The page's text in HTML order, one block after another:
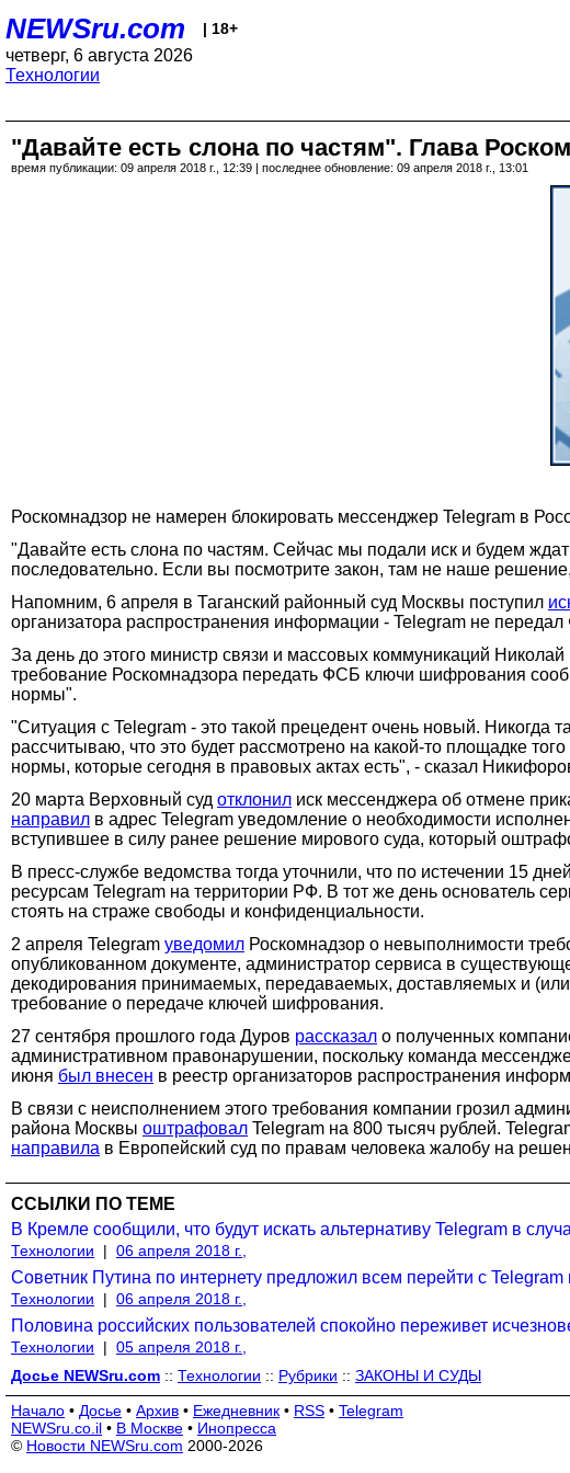
NEWSru.com | 18+
четверг, 6 августа 2026
Технологии
"Давайте есть слона по частям". Глава
время публикации: 09 апреля 2018 г., 12:39 | последнее обновление: 09 апреля 2018 г., 13:01
Роскомнадзор не намерен блокировать мессенджер Telegram в
"Давайте есть слона по частям. Сейчас мы подали иск и будем
последовательно. Если вы посмотрите закон, там не наше
Напомним, 6 апреля в Таганский районный суд Москвы поступил
организатора распространения информации - Telegram не
За день до этого министр связи и массовых коммуникаций
требование Роскомнадзора передать ФСБ ключи шифрования
нормы".
"Ситуация с Telegram - это такой прецедент очень новый. Никогда
рассчитываю, что это будет рассмотрено на какой-то площадке
нормы, которые сегодня в правовых актах есть", - сказал
20 марта Верховный суд отклонил иск мессенджера об отмене
направил в адрес Telegram уведомление о необходимости
вступившее в силу ранее решение мирового суда, который
В пресс-службе ведомства тогда уточнили, что по истечении 15
ресурсам Telegram на территории РФ. В тот же день основатель
стоять на страже свободы и конфиденциальности.
2 апреля Telegram уведомил Роскомнадзор о невыполнимости
опубликованном документе, администратор сервиса в
декодирования принимаемых, передаваемых, доставляемых и
требование о передаче ключей шифрования.
27 сентября прошлого года Дуров рассказал о полученных
административном правонарушении, поскольку команда
июня был внесен в реестр организаторов распространения
В связи с неисполнением этого требования компании грозил
района Москвы оштрафовал Telegram на 800 тысяч рублей.
направила в Европейский суд по правам человека жалобу на
ССЫЛКИ ПО ТЕМЕ
В Кремле сообщили, что будут искать альтернативу Telegram в
Технологии | 06 апреля 2018 г.,
Советник Путина по интернету предложил всем перейти с
Технологии | 06 апреля 2018 г.,
Половина российских пользователей спокойно переживет
Технологии | 05 апреля 2018 г.,
Досье NEWSru.com :: Технологии :: Рубрики :: ЗАКОНЫ И СУДЫ
Начало • Досье • Архив • Ежедневник • RSS • Telegram
NEWSru.co.il • В Москве • Инопресса
© Новости NEWSru.com 2000-2026